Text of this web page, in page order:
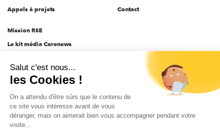
Appels à projets
Contact
Mission RSE
Le kit média Carenews
AEF info
Novethic
PRODURABLE
Inclusiv Day
Salut c'est nous...
les Cookies !
On a attendu d'être sûrs que le contenu de
ce site vous intéresse avant de vous
déranger, mais on aimerait bien vous accompagner pendant votre
visite...